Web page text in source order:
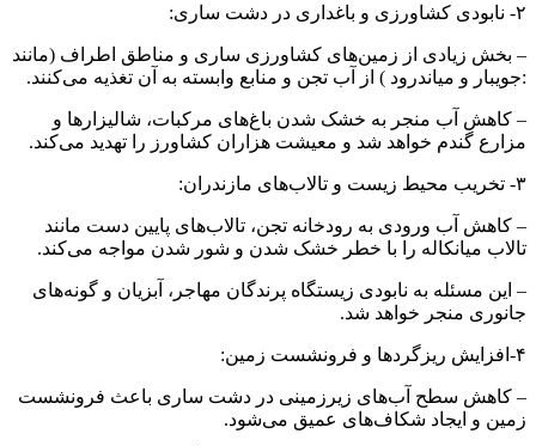
۲- نابودی کشاورزی و باغداری در دشت ساری:
– بخش زیادی از زمین‌های کشاورزی ساری و مناطق اطراف (مانند
:جویبار و میاندرود ) از آب تجن و منابع وابسته به آن تغذیه می‌کنند.
– کاهش آب منجر به خشک شدن باغ‌های مرکبات، شالیزارها و
مزارع گندم خواهد شد و معیشت هزاران کشاورز را تهدید می‌کند.
۳- تخریب محیط زیست و تالاب‌های مازندران:
– کاهش آب ورودی به رودخانه تجن، تالاب‌های پایین دست مانند
تالاب میانکاله را با خطر خشک شدن و شور شدن مواجه می‌کند.
– این مسئله به نابودی زیستگاه پرندگان مهاجر، آبزیان و گونه‌های
جانوری منجر خواهد شد.
۴-افزایش ریزگردها و فرونشست زمین:
– کاهش سطح آب‌های زیرزمینی در دشت ساری باعث فرونشست
زمین و ایجاد شکاف‌های عمیق می‌شود.